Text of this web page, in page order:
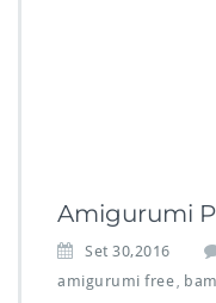
Amigurumi
Set 30,2016
amigurumi free